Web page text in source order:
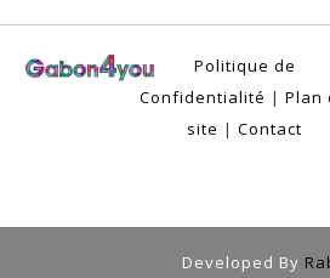
Politique de
Confidentialité | Plan
site | Contact
Developed By